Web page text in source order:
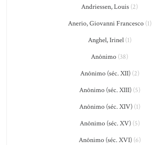
Andriessen, Louis (2)
Anerio, Giovanni Francesco(1)
Anghel, Irinel(1)
Anônimo (38)
Anônimo (séc. XII)(2)
Anônimo (séc. XIII)(5)
Anônimo (séc. XIV)(1)
Anônimo (séc. XV)(5)
Anônimo (séc. XVI)(6)